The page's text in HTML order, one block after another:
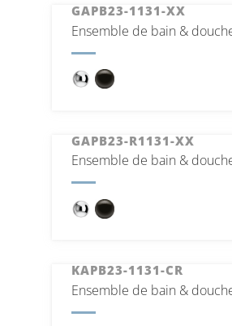
GAPB23-1131-XX
Ensemble de bain &
GAPB23-R1131-XX
Ensemble de bain &
KAPB23-1131-CR
Ensemble de bain &